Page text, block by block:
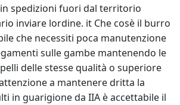
spedizioni fuori dal territorio
inviare lordine. it Che cosè il burro
che necessiti poca manutenzione
sulle gambe mantenendo le
delle stesse qualità o superiore
a mantenere dritta la
in guarigione da IIA è accettabile il